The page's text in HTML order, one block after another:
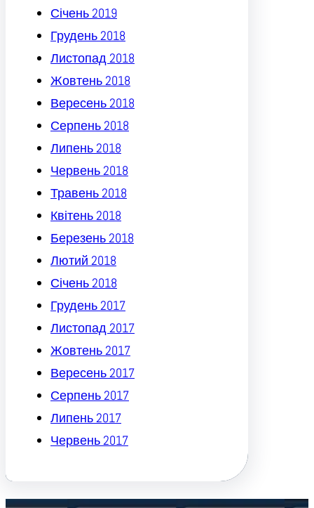
Січень 2019
Грудень 2018
Листопад 2018
Жовтень 2018
Вересень 2018
Серпень 2018
Липень 2018
Червень 2018
Травень 2018
Квітень 2018
Березень 2018
Лютий 2018
Січень 2018
Грудень 2017
Листопад 2017
Жовтень 2017
Вересень 2017
Серпень 2017
Липень 2017
Червень 2017